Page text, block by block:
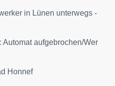
in Lünen unterwegs -
Automat aufgebrochen/Wer
Honnef